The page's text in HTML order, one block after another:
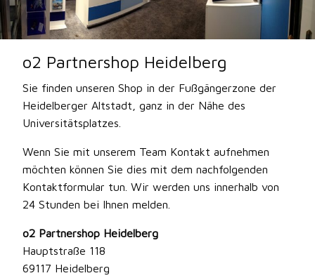
o2 Partnershop Heidelberg
Sie finden unseren Shop in der Fußgängerzone der
Heidelberger Altstadt, ganz in der Nähe des
Universitätsplatzes.
Wenn Sie mit unserem Team Kontakt aufnehmen
möchten können Sie dies mit dem nachfolgenden
Kontaktformular tun. Wir werden uns innerhalb von
24 Stunden bei Ihnen melden.
o2 Partnershop Heidelberg
Hauptstraße 118
69117 Heidelberg